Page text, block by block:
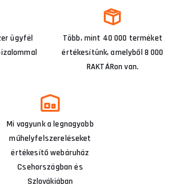
ügyfél
Több, mint 40 000 terméket
értékesítünk, amelyből 8 000
RAKTÁRon van.
Mi vagyunk a legnagyobb
műhelyfelszereléseket
értékesítő webáruház
Csehországban és
Szlovákiában